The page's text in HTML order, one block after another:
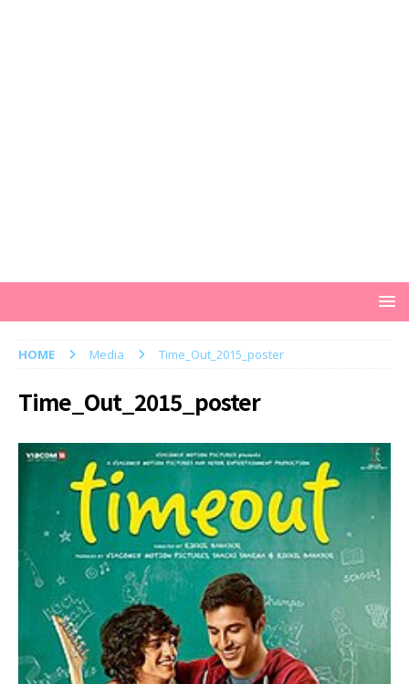
HOME Media Time_Out_2015_poster
Time_Out_2015_poster